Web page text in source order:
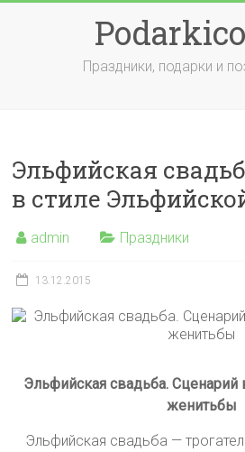
Праздники, подарки и
Эльфийская
в стиле
admin Праздники
13.12.2015
Эльфийская свадьба. Сценарий
женитьбы
Эльфийская свадьба —